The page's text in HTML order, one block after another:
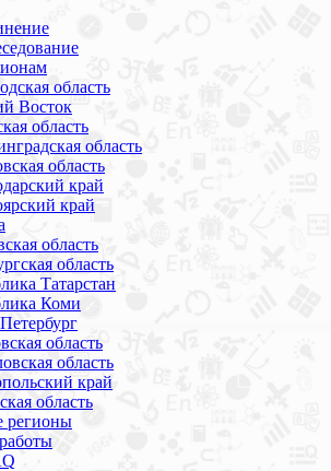
область
Восток
область
область
область
край
край
область
область
Татарстан
Коми
область
область
край
область
регионы